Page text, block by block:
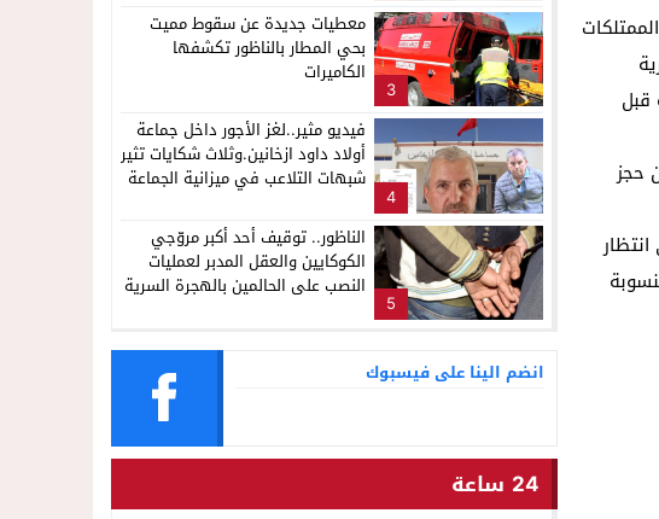
قبل
حجز
3
معطيات جديدة عن سقوط مميت
بحي المطار بالناظور تكشفها
الكاميرات
4
فيديو مثير..لغز الأجور داخل جماعة
أولاد داود ازخانين.وثلاث شكايات تثير
شبهات التلاعب في ميزانية الجماعة
5
الناظور.. توقيف أحد أكبر مروّجي
الكوكايين والعقل المدبر لعمليات
النصب على الحالمين بالهجرة السرية
انضم الينا على فيسبوك
24 ساعة